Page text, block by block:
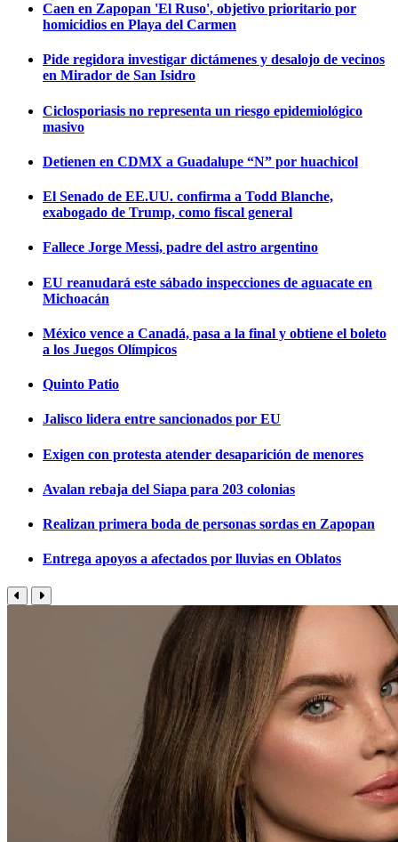
Caen en Zapopan 'El Ruso', objetivo prioritario por
homicidios en Playa del Carmen
Pide regidora investigar dictámenes y desalojo de vecinos
en Mirador de San Isidro
Ciclosporiasis no representa un riesgo epidemiológico
masivo
Detienen en CDMX a Guadalupe “N” por huachicol
El Senado de EE.UU. confirma a Todd Blanche,
exabogado de Trump, como fiscal general
Fallece Jorge Messi, padre del astro argentino
EU reanudará este sábado inspecciones de aguacate en
Michoacán
México vence a Canadá, pasa a la final y obtiene el boleto
a los Juegos Olímpicos
Quinto Patio
Jalisco lidera entre sancionados por EU
Exigen con protesta atender desaparición de menores
Avalan rebaja del Siapa para 203 colonias
Realizan primera boda de personas sordas en Zapopan
Entrega apoyos a afectados por lluvias en Oblatos